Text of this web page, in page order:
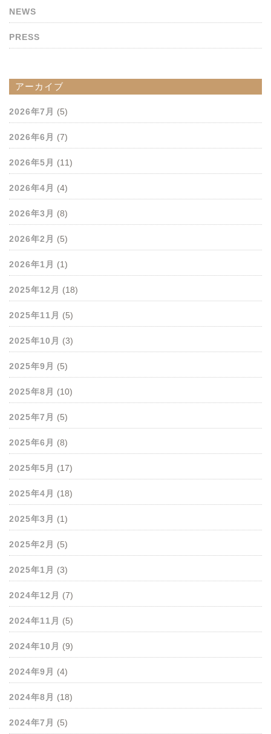
NEWS
PRESS
アーカイブ
2026年7月 (5)
2026年6月 (7)
2026年5月 (11)
2026年4月 (4)
2026年3月 (8)
2026年2月 (5)
2026年1月 (1)
2025年12月 (18)
2025年11月 (5)
2025年10月 (3)
2025年9月 (5)
2025年8月 (10)
2025年7月 (5)
2025年6月 (8)
2025年5月 (17)
2025年4月 (18)
2025年3月 (1)
2025年2月 (5)
2025年1月 (3)
2024年12月 (7)
2024年11月 (5)
2024年10月 (9)
2024年9月 (4)
2024年8月 (18)
2024年7月 (5)